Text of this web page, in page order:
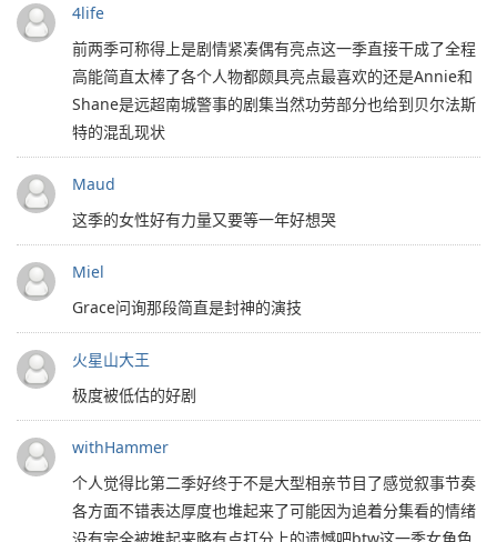
4life
前两季可称得上是剧情紧凑偶有亮点这一季直接干成了全程
高能简直太棒了各个人物都颇具亮点最喜欢的还是Annie和
Shane是远超南城警事的剧集当然功劳部分也给到贝尔法斯
特的混乱现状
Maud
这季的女性好有力量又要等一年好想哭
Miel
Grace问询那段简直是封神的演技
火星山大王
极度被低估的好剧
withHammer
个人觉得比第二季好终于不是大型相亲节目了感觉叙事节奏
各方面不错表达厚度也堆起来了可能因为追着分集看的情绪